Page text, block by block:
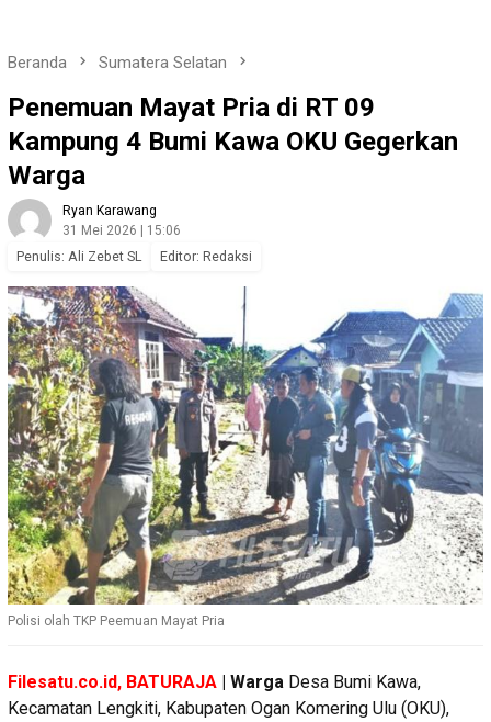
Beranda Sumatera Selatan
Penemuan Mayat Pria di RT 09
Kampung 4 Bumi Kawa OKU Gegerkan
Warga
Ryan Karawang
31 Mei 2026 | 15:06
Penulis: Ali Zebet SL Editor: Redaksi
Polisi olah TKP Peemuan Mayat Pria
Filesatu.co.id, BATURAJA | Warga Desa Bumi Kawa,
Kecamatan Lengkiti, Kabupaten Ogan Komering Ulu (OKU),